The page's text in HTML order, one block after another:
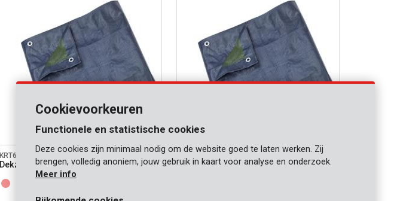
KRT660103
Dekzeil 3x4m 70g Dekzeil 4x5m 70g
Cookievoorkeuren
Functionele en statistische cookies
Deze cookies zijn minimaal nodig om de website goed te laten werken. Zij
brengen, volledig anoniem, jouw gebruik in kaart voor analyse en onderzoek.
Meer info